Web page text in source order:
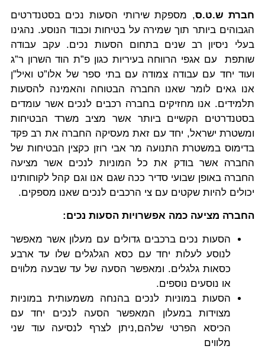
חברת ש.ט.ס, מספקת שירותי הסעות נכים בסטנדרטים
הגבוהים ביותר תוך שמירה על בטיחות וכבוד הנוסע. נהגינו
בעלי ניסיון רב שנים בתחום הסעות נכים. עקב עבודה
שותפת עם אגפי הרווחה בעיריות כגון פ”ת הוד השרון ר”ג
ועוד יחד עם עבודה צמודה עם בתי ספר של אלו”ט ואיל”ן
אנו גאים לומר שאנו החברה הבטוחה והאמינה להסעות
תלמידים. אנו מחזיקים בחברה רכבים לנכים אשר עומדים
בסטנדרטים הקשיים ביותר אשר מציב משרד הבטיחות
ומשטרת ישראל, יחד עם זאת מעסיקה החברה את רב פקד
בדימוס במשטרת התנועה מר אבי רוזן כקצין הבטיחות של
החברה אשר בודק את כל המוניות לנכים אשר מציעה
החברה באופן שבועי סדיר ככה שגם אנו וגם קהל לקוחותינו
יכולים להיות שקטים עם צי הרכבים לנכים שאנו מספקים.
החברה מציעה כמה אפשרויות הסעות נכים:
הסעות נכים ברכבים גדולים עם מעלון אשר מאפשר
לנוסע לעלות יחד עם כסא הגלגלים שלו עד ארבע
כסאות גלגלים. ומאפשר הסעה של עד שבעה מלווים
או נוסעים נוספים.
הסעות במוניות לנכים בהנחה משמעותית במוניות
מצוידות במעלון המאפשר הסעה לנכים יחד עם
הכיסא הפרטי שלהם,ניתן לצרף לנסיעה עוד שני
מלווים